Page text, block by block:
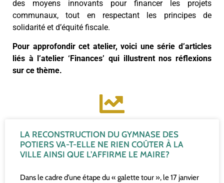
des moyens innovants pour financer les projets
communaux, tout en respectant les principes de
solidarité et d’équité fiscale.
Pour approfondir cet atelier, voici une série d’articles
liés à l’atelier ‘Finances’ qui illustrent nos réflexions
sur ce thème.
LA RECONSTRUCTION DU GYMNASE DES
POTIERS VA-T-ELLE NE RIEN COÛTER À LA
VILLE AINSI QUE L’AFFIRME LE MAIRE?
Dans le cadre d’une étape du « galette tour », le 17 janvier